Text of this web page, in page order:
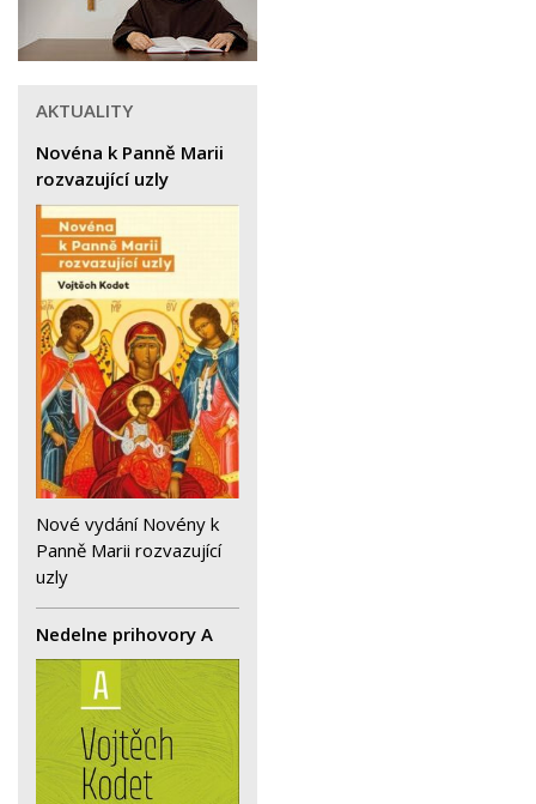
AKTUALITY
Novéna k Panně Marii
rozvazující uzly
Nové vydání Novény k
Panně Marii rozvazující
uzly
Nedelne prihovory A